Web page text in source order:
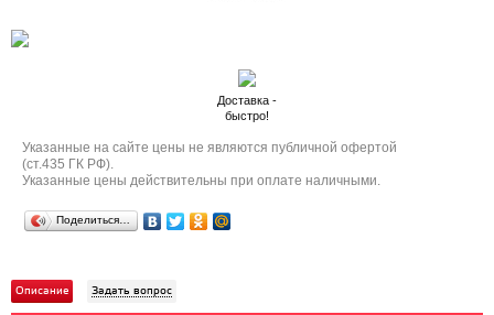
Доставка -
быстро!
Указанные на сайте цены не являются публичной офертой
(ст.435 ГК РФ).
Указанные цены действительны при оплате наличными.
Поделиться…
Описание Задать вопрос